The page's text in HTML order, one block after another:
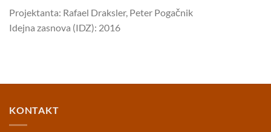
Projektanta: Rafael Draksler, Peter Pogačnik
Idejna zasnova (IDZ): 2016
KONTAKT